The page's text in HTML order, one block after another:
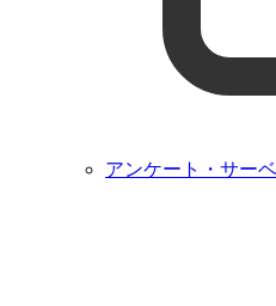
アンケート・サー